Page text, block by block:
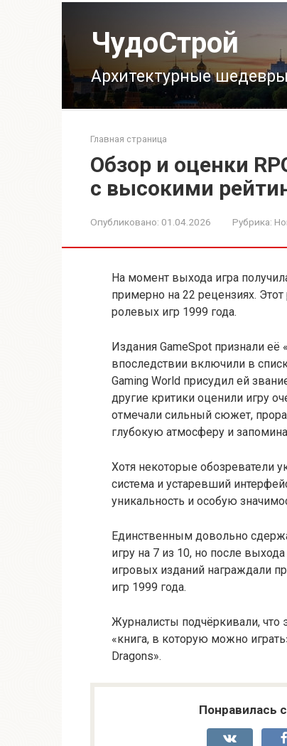
ЧудоСтрой
Архитектурные
Главная страница
Обзор и оценки
с высокими
Опубликовано: 01.04.2026 Рубрика:
На момент выхода игра
примерно на 22 рецензиях.
ролевых игр 1999 года.
Издания GameSpot признали
впоследствии включили в
Gaming World присудил ей
другие критики оценили игру
отмечали сильный сюжет,
глубокую атмосферу и
Хотя некоторые обозреватели
система и устаревший
уникальность и особую
Единственным довольно
игру на 7 из 10, но после
игровых изданий награждали
игр 1999 года.
Журналисты подчёркивали, что
«книга, в которую можно
Dragons».
Понравилась